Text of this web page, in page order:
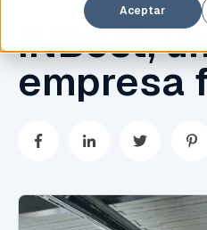
Aceptar
iNBest,
empresa